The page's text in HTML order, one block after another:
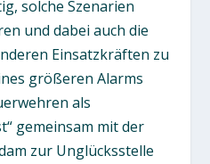
solche Szenarien
und dabei auch die
Einsatzkräften zu
größeren Alarms
als
gemeinsam mit der
zur Unglücksstelle